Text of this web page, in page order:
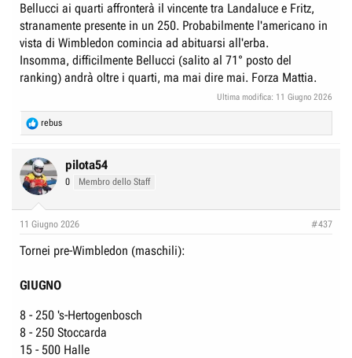
e
D
i
s
u
s
i
o
e
n
i
z
i
Bellucci ai quarti affronterà il vincente tra Landaluce e Fritz,
stranamente presente in un 250. Probabilmente l'americano in
vista di Wimbledon comincia ad abituarsi all'erba.
Insomma, difficilmente Bellucci (salito al 71° posto del
ranking) andrà oltre i quarti, ma mai dire mai. Forza Mattia.
Ultima modifica: 11 Giugno 2026
R
e
c
t
i
s
rebus
pilota54
0 Membro dello Staff
11 Giugno 2026 #437
Tornei pre-Wimbledon (maschili):
GIUGNO
8 - 250 's-Hertogenbosch
8 - 250 Stoccarda
15 - 500 Halle